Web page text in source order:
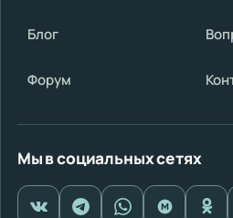
Блог
Форум
Мы в социальных сетях